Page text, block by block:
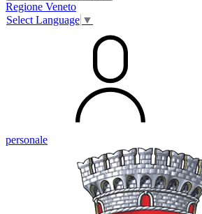
Regione Veneto
Select Language ▼
personale